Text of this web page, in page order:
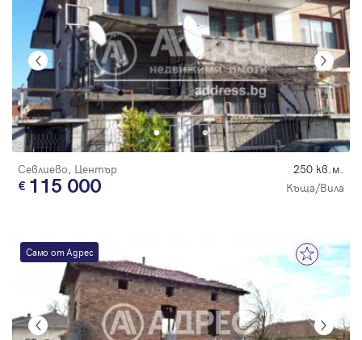
Севлиево, Център 250 кв.м.
115 000 Къща/Вила
Само от Адрес
Регистрация